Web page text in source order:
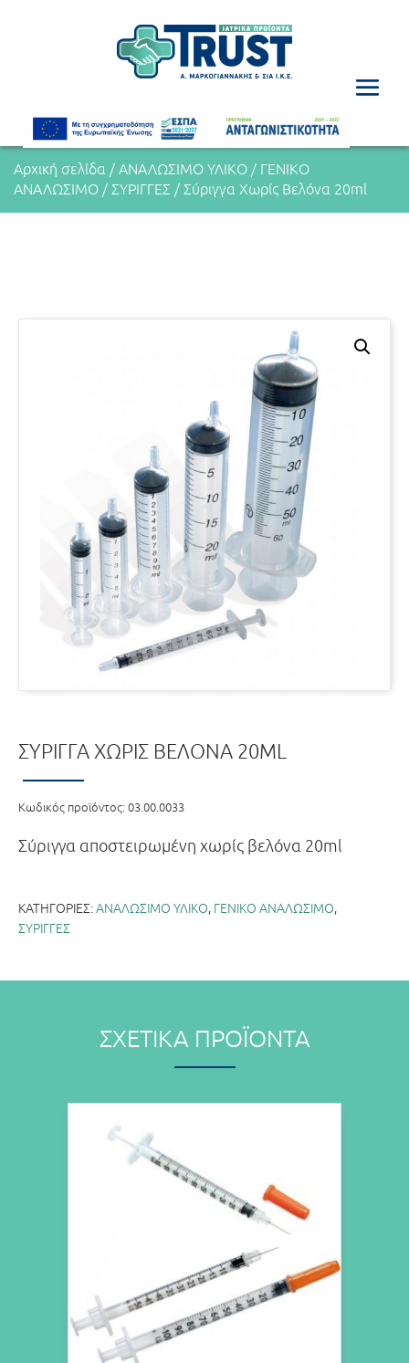
Αρχική σελίδα / ΑΝΑΛΩΣΙΜΟ ΥΛΙΚΟ / ΓΕΝΙΚΟ
ΑΝΑΛΩΣΙΜΟ / ΣΥΡΙΓΓΕΣ / Σύριγγα Χωρίς Βελόνα 20ml
ΣΎΡΙΓΓΑ ΧΩΡΊΣ ΒΕΛΌΝΑ 20ML
Κωδικός προϊόντος: 03.00.0033
Σύριγγα αποστειρωμένη χωρίς βελόνα 20ml
ΚΑΤΗΓΟΡΊΕΣ:ΑΝΑΛΩΣΙΜΟ ΥΛΙΚΟ, ΓΕΝΙΚΟ ΑΝΑΛΩΣΙΜΟ,
ΣΥΡΙΓΓΕΣ
ΣΧΕΤΙΚΆ ΠΡΟΪΌΝΤΑ